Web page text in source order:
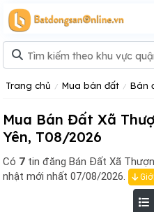
Trang chủ Mua bán đất Bán
Mua Bán Đất Xã
Yên, T08/2026
Có 7 tin đăng Bán Đất Xã
nhật mới nhất 07/08/2026.